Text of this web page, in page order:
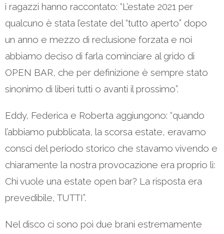
i ragazzi hanno raccontato: “L’estate 2021 per
qualcuno è stata l’estate del “tutto aperto” dopo
un anno e mezzo di reclusione forzata e noi
abbiamo deciso di farla cominciare al grido di
OPEN BAR, che per definizione è sempre stato
sinonimo di liberi tutti o avanti il prossimo”.
Eddy, Federica e Roberta aggiungono: “quando
l’abbiamo pubblicata, la scorsa estate, eravamo
consci del periodo storico che stavamo vivendo e
chiaramente la nostra provocazione era proprio lì:
Chi vuole una estate open bar? La risposta era
prevedibile, TUTTI”.
Nel disco ci sono poi due brani estremamente